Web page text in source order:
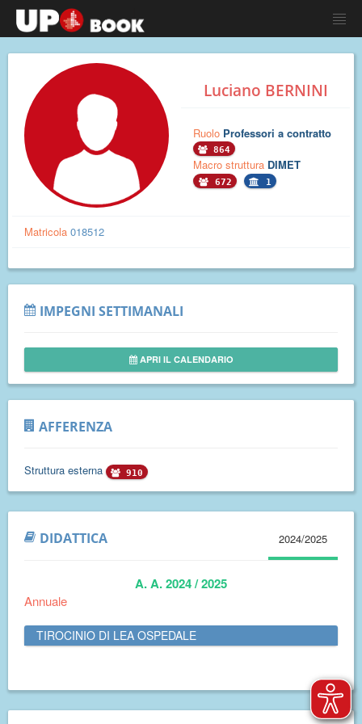
Luciano BERNINI
Ruolo Professori a contratto
864
Macro struttura DIMET
672 1
Matricola 018512
IMPEGNI SETTIMANALI
APRI IL CALENDARIO
AFFERENZA
Struttura esterna 910
DIDATTICA 2024/2025
A. A. 2024 / 2025
Annuale
TIROCINIO DI LEA OSPEDALE